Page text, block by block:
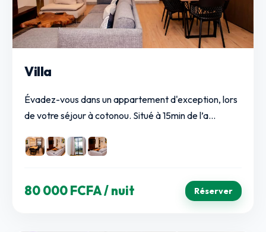
Villa
Évadez-vous dans un appartement d'exception, lors
de votre séjour à cotonou. Situé à 15min de l’a...
80 000 FCFA/ nuit Réserver